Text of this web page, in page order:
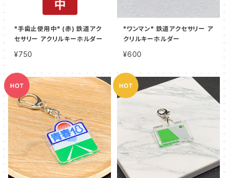
"手歯止使用中" (赤) 鉄道アク
セサリー アクリルキーホルダー
¥750
"ワンマン" 鉄道アクセサリー ア
クリルキーホルダー
¥600